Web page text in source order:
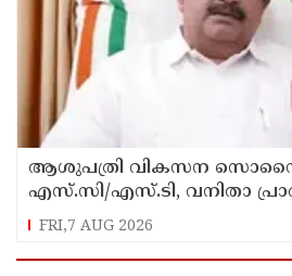
ആശുപത്രി വികസന
എസ്.സി/എസ്.ടി, വനിതാ
ഉൾപ്പെടുത്തി ഉത്തരവായി :
FRI,7 AUG 2026